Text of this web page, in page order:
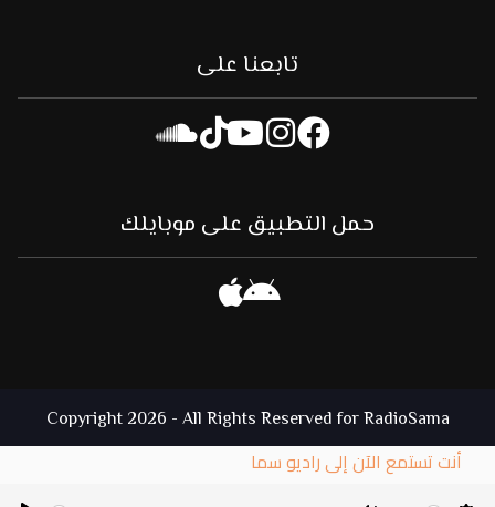
تابعنا على
حمل التطبيق على موبايلك
Copyright 2026 - All Rights Reserved for RadioSama
أنت تستمع الآن إلى راديو سما